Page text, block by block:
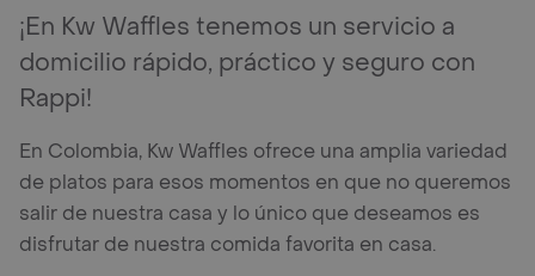
¡En Kw Waffles tenemos un servicio a
domicilio rápido, práctico y seguro con
Rappi!
En Colombia, Kw Waffles ofrece una amplia variedad
de platos para esos momentos en que no queremos
salir de nuestra casa y lo único que deseamos es
disfrutar de nuestra comida favorita en casa.